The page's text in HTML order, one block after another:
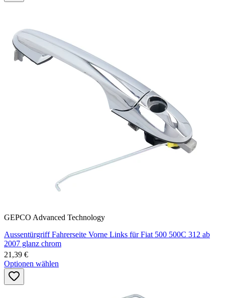
GEPCO Advanced Technology
Aussentürgriff Fahrerseite Vorne Links für Fiat 500 500C 312 ab
2007 glanz chrom
21,39 €
Optionen wählen